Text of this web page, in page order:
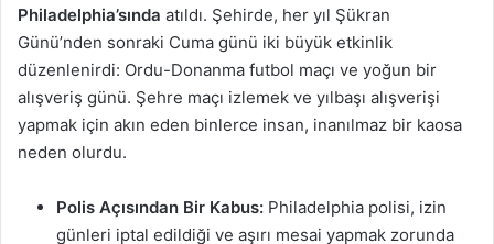
Philadelphia’sında atıldı. Şehirde, her yıl Şükran
Günü’nden sonraki Cuma günü iki büyük etkinlik
düzenlenirdi: Ordu-Donanma futbol maçı ve yoğun bir
alışveriş günü. Şehre maçı izlemek ve yılbaşı alışverişi
yapmak için akın eden binlerce insan, inanılmaz bir kaosa
neden olurdu.
Polis Açısından Bir Kabus: Philadelphia polisi, izin
günleri iptal edildiği ve aşırı mesai yapmak zorunda